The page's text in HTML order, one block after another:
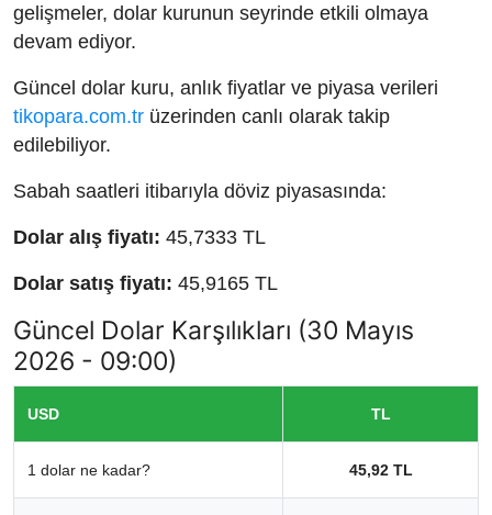
gelişmeler, dolar kurunun seyrinde etkili olmaya
devam ediyor.
Güncel dolar kuru, anlık fiyatlar ve piyasa verileri
tikopara.com.tr üzerinden canlı olarak takip
edilebiliyor.
Sabah saatleri itibarıyla döviz piyasasında:
Dolar alış fiyatı: 45,7333 TL
Dolar satış fiyatı: 45,9165 TL
Güncel Dolar Karşılıkları (30 Mayıs
2026 - 09:00)
USD TL
1 dolar ne kadar? 45,92 TL